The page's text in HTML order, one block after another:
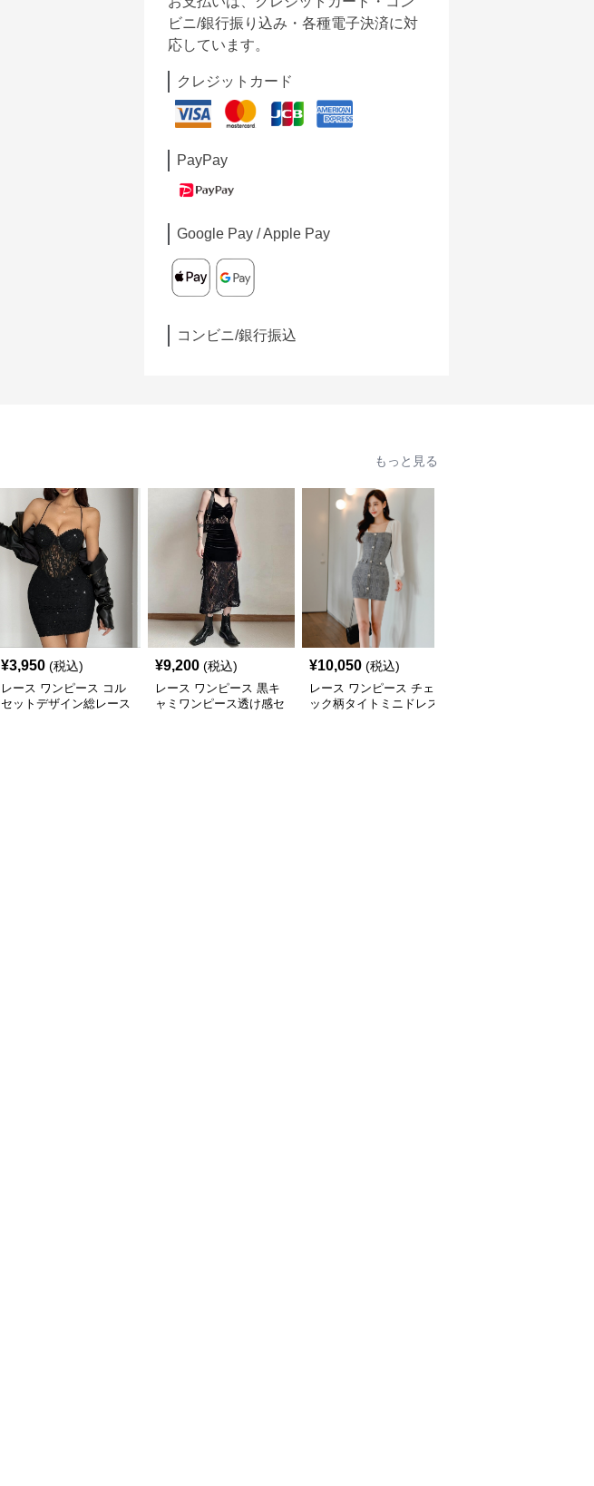
ビニ/銀行振り込み・各種電子決済に対
応しています。
クレジットカード
PayPay
Google Pay / Apple Pay
コンビニ/銀行振込
もっと見る
¥3,950 (税込)
レース ワンピース コル
セットデザイン総レース
¥9,200 (税込)
レース ワンピース 黒キ
ャミワンピース透け感セ
¥10,050 (税込)
レース ワンピース チェ
ック柄タイトミニドレス